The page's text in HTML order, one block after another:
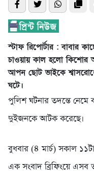
স্টাফ রিপোর্টার : বাবার
চাওয়ায় কাল হলো কিশোর
আপন ছোট ভাইকে
ঘটে।
পুলিশ ঘটনার তদন্তে
দুইজনকে আটক করেছে।
বুধবার (৪ মার্চ) সকাল
এক সংবাদ ব্রিফিংয়ে এসব